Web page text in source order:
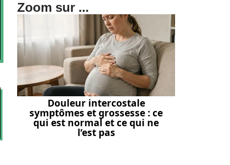
Zoom sur ...
Douleur intercostale
symptômes et grossesse : ce
qui est normal et ce qui ne
l’est pas